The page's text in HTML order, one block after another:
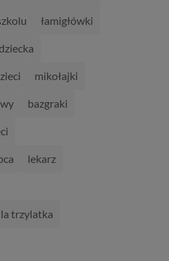
łamigłówki
mikołajki
bazgraki
lekarz
trzylatka